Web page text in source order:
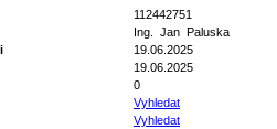
112442751
Ing. Jan Paluska
19.06.2025
19.06.2025
0
Vyhledat
Vyhledat